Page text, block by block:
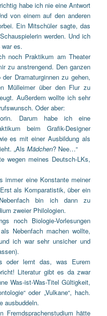
habe ich nie eine Antwort
von einem auf den anderen
Ein Mitschüler sagte, das
werden. Und ich
war es.
noch Praktikum am Theater
zu anstrengend. Den ganzen
Dramaturginnen zu gehen,
Mülleimer über den Flur zu
Außerdem wollte ich sehr
Oder aber:
Darum habe ich eine
beim Grafik-Designer
es mit einer Ausbildung als
„AlsMädchen? Nee…“
wegen meines Deutsch-LKs,
immer eine Konstante meiner
als Komparatistik, über ein
Nebenfach bin ich dann zu
zweier Philologien.
noch Biologie-Vorlesungen
Nebenfach machen wollte,
ich war sehr unsicher und
oder lernt das, was Eurem
Literatur gibt es da zwar
Was-ist-Was-Titel Gültigkeit,
oder „Vulkane“, hach.
ausbuddeln.
Fremdsprachenstudium hätte